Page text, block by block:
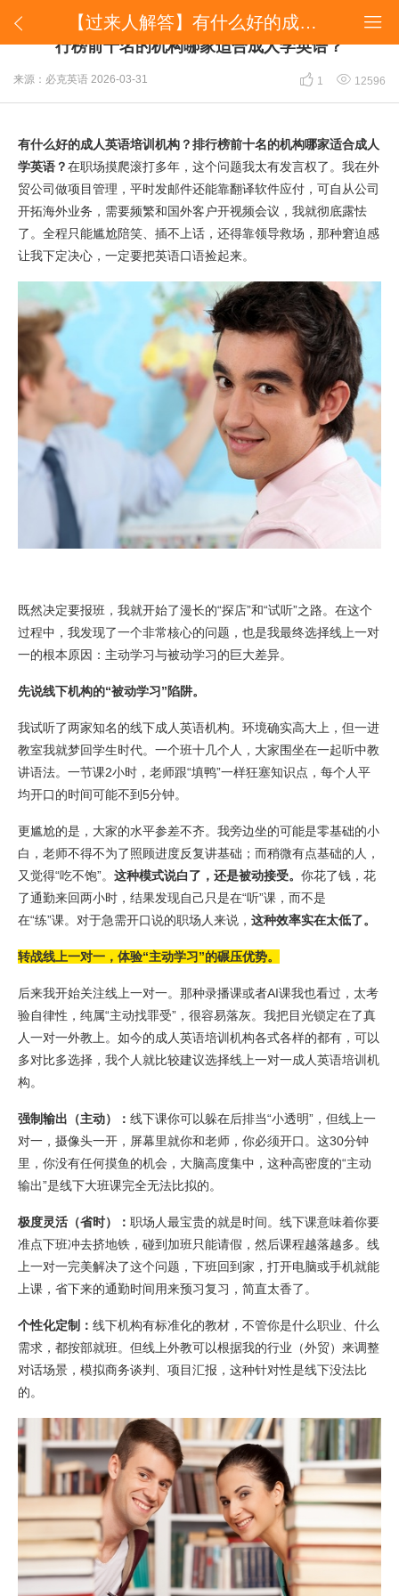
 
【过来人解答】有什么好的成人英语培训机构？排行榜前十名的机构哪家适合成人学英语？
【过来人解答】有什么好的成人英语培训机构？排
行榜前十名的机构哪家适合成人学英语？
来源：必克英语 2026-03-31  1  12596
有什么好的成人英语培训机构？排行榜前十名的机构哪家适合成人
学英语？在职场摸爬滚打多年，这个问题我太有发言权了。我在外
贸公司做项目管理，平时发邮件还能靠翻译软件应付，可自从公司
开拓海外业务，需要频繁和国外客户开视频会议，我就彻底露怯
了。全程只能尴尬陪笑、插不上话，还得靠领导救场，那种窘迫感
让我下定决心，一定要把英语口语捡起来。
既然决定要报班，我就开始了漫长的“探店”和“试听”之路。在这个
过程中，我发现了一个非常核心的问题，也是我最终选择线上一对
一的根本原因：主动学习与被动学习的巨大差异。
先说线下机构的“被动学习”陷阱。
我试听了两家知名的线下成人英语机构。环境确实高大上，但一进
教室我就梦回学生时代。一个班十几个人，大家围坐在一起听中教
讲语法。一节课2小时，老师跟“填鸭”一样狂塞知识点，每个人平
均开口的时间可能不到5分钟。
更尴尬的是，大家的水平参差不齐。我旁边坐的可能是零基础的小
白，老师不得不为了照顾进度反复讲基础；而稍微有点基础的人，
又觉得“吃不饱”。 这种模式说白了，还是被动接受。 你花了钱，花
了通勤来回两小时，结果发现自己只是在“听”课，而不是
在“练”课。对于急需开口说的职场人来说， 这种效率实在太低了。
转战线上一对一，体验“主动学习”的碾压优势。
后来我开始关注线上一对一。那种录播课或者AI课我也看过，太考
验自律性，纯属“主动找罪受”，很容易落灰。我把目光锁定在了真
人一对一外教上。如今的成人英语培训机构各式各样的都有，可以
多对比多选择，我个人就比较建议选择线上一对一成人英语培训机
构。
强制输出（主动）： 线下课你可以躲在后排当“小透明”，但线上一
对一，摄像头一开，屏幕里就你和老师，你必须开口。这30分钟
里，你没有任何摸鱼的机会，大脑高度集中，这种高密度的“主动
输出”是线下大班课完全无法比拟的。
极度灵活（省时）： 职场人最宝贵的就是时间。线下课意味着你要
准点下班冲去挤地铁，碰到加班只能请假，然后课程越落越多。线
上一对一完美解决了这个问题，下班回到家，打开电脑或手机就能
上课，省下来的通勤时间用来预习复习，简直太香了。
个性化定制： 线下机构有标准化的教材，不管你是什么职业、什么
需求，都按部就班。但线上外教可以根据我的行业（外贸）来调整
对话场景，模拟商务谈判、项目汇报，这种针对性是线下没法比
的。